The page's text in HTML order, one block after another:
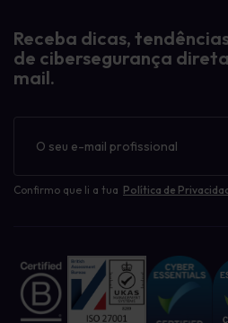
Receba dicas,
de cibersegurança
mail.
informativo
Confirmo que li a tua Política de